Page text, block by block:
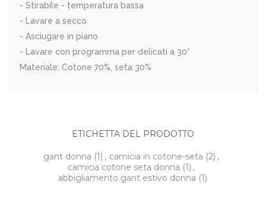
- Stirabile - temperatura bassa
- Lavare a secco
- Asciugare in piano
- Lavare con programma per delicati a 30°
Materiale: Cotone 70%, seta 30%
ETICHETTA DEL PRODOTTO
gant donna (1) , camicia in cotone-seta (2) ,
camicia cotone seta donna (1) ,
abbigliamento gant estivo donna (1)